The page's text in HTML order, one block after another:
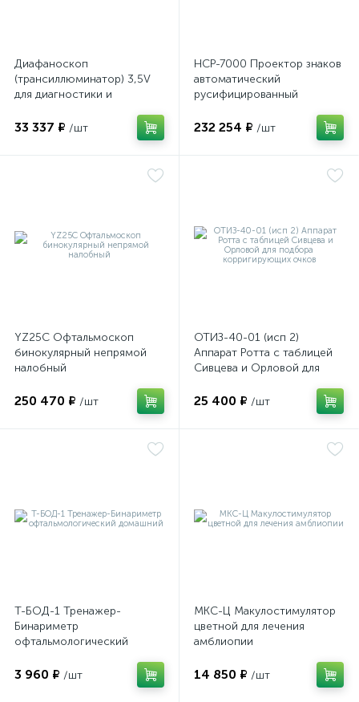
Диафаноскоп
(трансиллюминатор) 3,5V
для диагностики и
структур глазного яблока
33 337 ₽ /шт
НСР-7000 Проектор знаков
автоматический
русифицированный
232 254 ₽ /шт
YZ25C Офтальмоскоп
бинокулярный непрямой
налобный
250 470 ₽ /шт
ОТИЗ-40-01 (исп 2)
Аппарат Ротта с таблицей
Сивцева и Орловой для
очков
25 400 ₽ /шт
Т-БОД-1 Тренажер-
Бинариметр
офтальмологический
3 960 ₽ /шт
МКС-Ц Макулостимулятор
цветной для лечения
амблиопии
14 850 ₽ /шт